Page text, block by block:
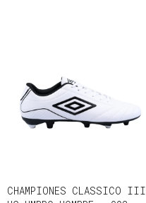
CHAMPIONES CLASSICO III